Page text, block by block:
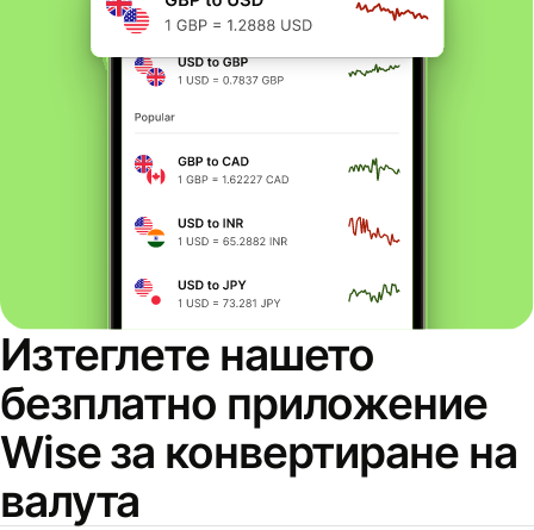
Изтеглете нашето
безплатно приложение
Wise за конвертиране на
валута